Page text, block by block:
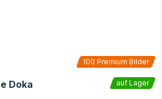
100 Premium Bilder
Doka
auf Lager